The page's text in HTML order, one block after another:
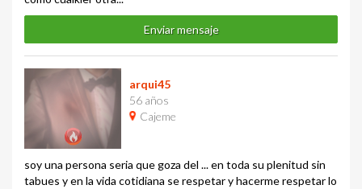
Enviar mensaje
arqui45
56 años
Cajeme
soy una persona seria que goza del ... en toda su plenitud sin
tabues y en la vida cotidiana se respetar y hacerme respetar lo